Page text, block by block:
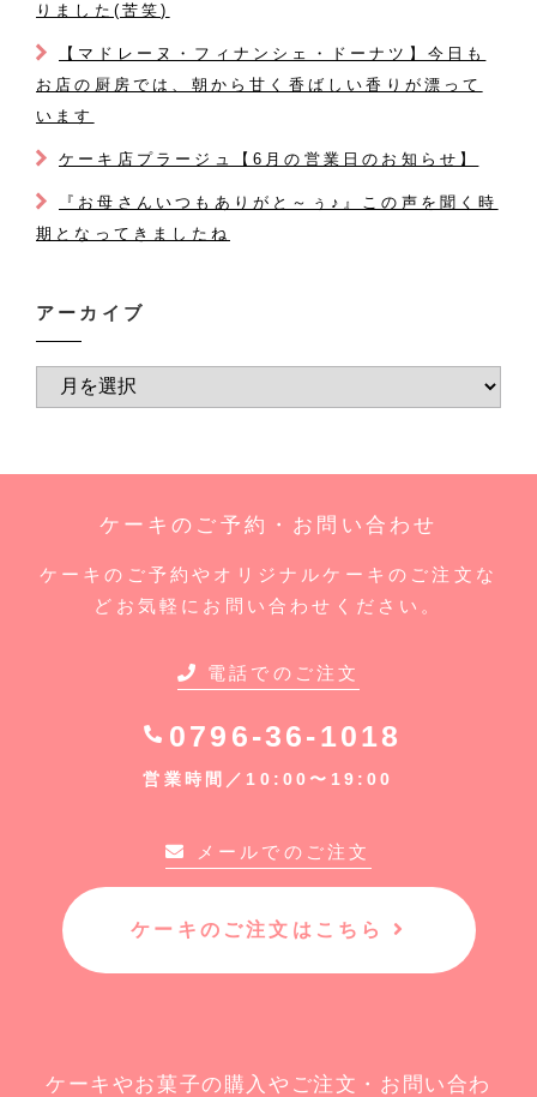
りました(苦笑)
【マドレーヌ・フィナンシェ・ドーナツ】今日も
お店の厨房では、朝から甘く香ばしい香りが漂って
います
ケーキ店プラージュ【6月の営業日のお知らせ】
『お母さんいつもありがと～ぅ♪』この声を聞く時
期となってきましたね
アーカイブ
ケーキのご予約・お問い合わせ
ケーキのご予約やオリジナルケーキのご注文な
どお気軽にお問い合わせください。
電話でのご注文
0796-36-1018
営業時間／10:00〜19:00
メールでのご注文
ケーキのご注文はこちら
ケーキやお菓子の購入やご注文・お問い合わ